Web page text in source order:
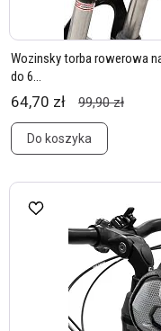
Wozinsky torba rowerowa
do 6...
64,70 zł 99,90 zł
Do koszyka